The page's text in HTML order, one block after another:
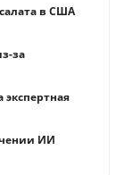
в США
за
экспертная
ИИ